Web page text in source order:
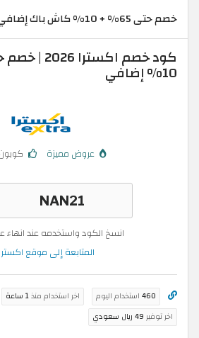
خصم حتى 65% + 10% كاش باك إضافي
10% إضافي
عروض مميزة
انسخ الكود واستخدمه عند انهاء
المتابعة إلى موقع اكسترا
460 استخدام اليوم اخر استخدام منذ1 ساعة
اخر توفير 49 ريال سعودي